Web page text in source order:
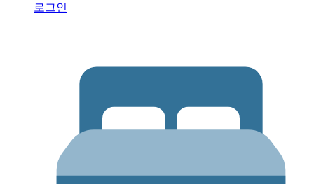
로그인